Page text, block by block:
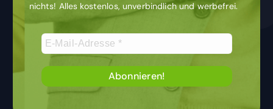
nichts! Alles kostenlos, unverbindlich und werbefrei.